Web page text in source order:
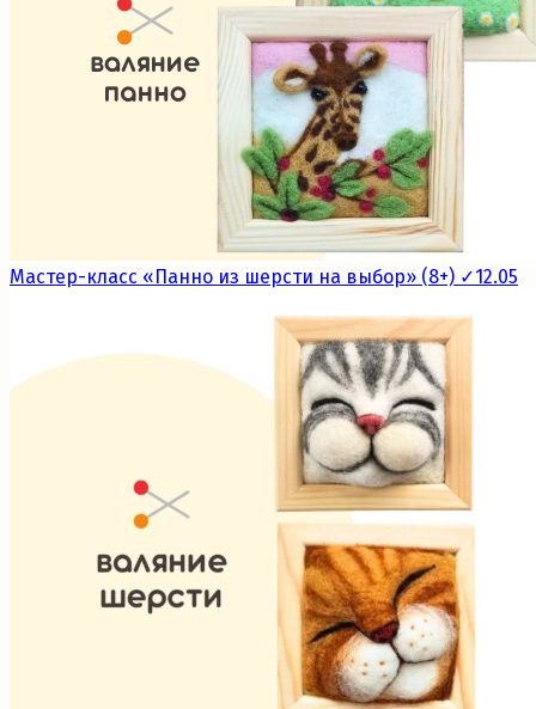
Мастер-класс «Панно из шерсти на выбор» (8+) ✓12.05